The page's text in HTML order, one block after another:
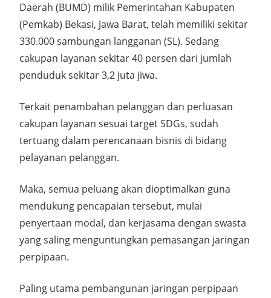
Daerah (BUMD) milik Pemerintahan Kabupaten
(Pemkab) Bekasi, Jawa Barat, telah memiliki sekitar
330.000 sambungan langganan (SL). Sedang
cakupan layanan sekitar 40 persen dari jumlah
penduduk sekitar 3,2 juta jiwa.
Terkait penambahan pelanggan dan perluasan
cakupan layanan sesuai target SDGs, sudah
tertuang dalam perencanaan bisnis di bidang
pelayanan pelanggan.
Maka, semua peluang akan dioptimalkan guna
mendukung pencapaian tersebut, mulai
penyertaan modal, dan kerjasama dengan swasta
yang saling menguntungkan pemasangan jaringan
perpipaan.
Paling utama pembangunan jaringan perpipaan